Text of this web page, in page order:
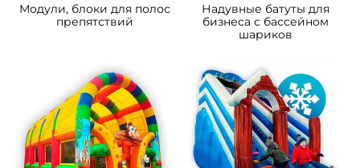
Модули, блоки для полос
препятствий
Надувные батуты для
бизнеса с бассейном
шариков